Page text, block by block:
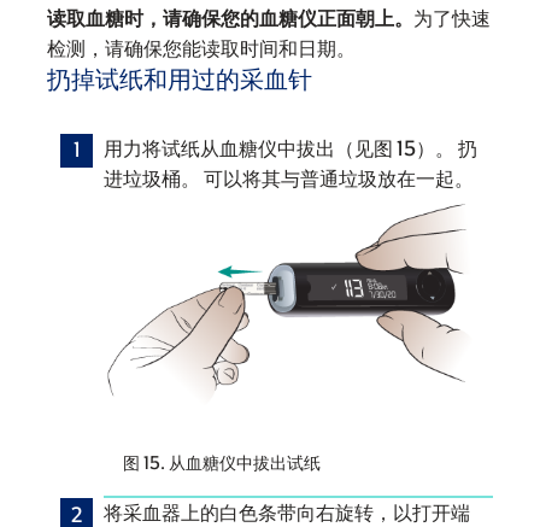
读取血糖时，请确保您的血糖仪正面朝上。 为了快速
检测，请确保您能读取时间和日期。
扔掉试纸和用过的采血针
用力将试纸从血糖仪中拔出（见图 15）。 扔
进垃圾桶。 可以将其与普通垃圾放在一起。
图 15. 从血糖仪中拔出试纸
将采血器上的白色条带向右旋转，以打开端